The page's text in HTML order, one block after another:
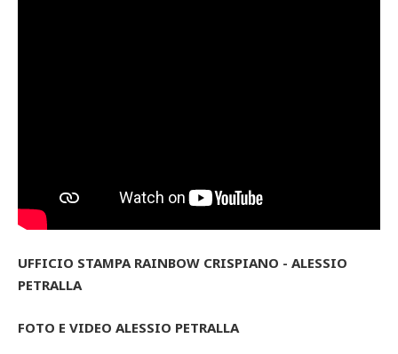
UFFICIO STAMPA RAINBOW CRISPIANO - ALESSIO
PETRALLA
FOTO E VIDEO ALESSIO PETRALLA